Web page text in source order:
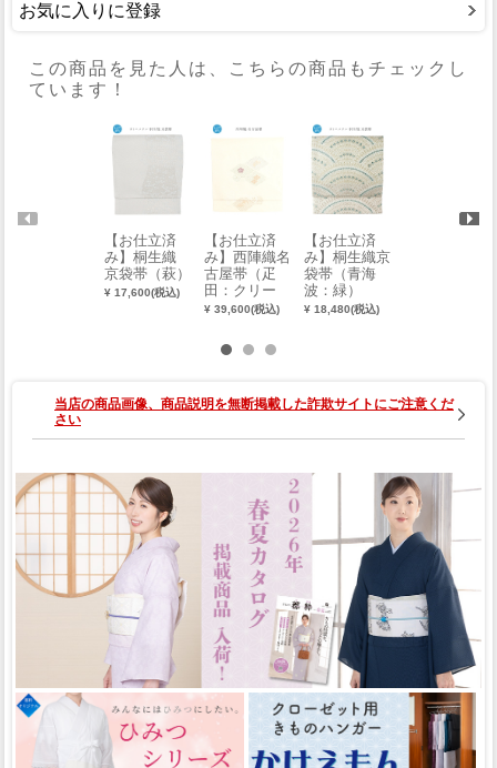
お気に入りに登録
この商品を見た人は、こちらの商品もチェックし
ています！
【お仕立済
み】桐生織
京袋帯（萩）
¥ 17,600(税込)
【お仕立済
み】西陣織名
古屋帯（疋
田：クリー
ム）
¥ 39,600(税込)
【お仕立済
み】桐生織京
袋帯（青海
波：緑）
¥ 18,480(税込)
当店の商品画像、商品説明を無断掲載した詐欺サイトにご注意くだ
さい